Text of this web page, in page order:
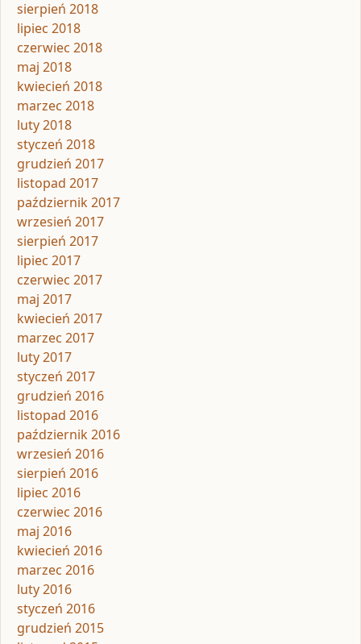
sierpień 2018
lipiec 2018
czerwiec 2018
maj 2018
kwiecień 2018
marzec 2018
luty 2018
styczeń 2018
grudzień 2017
listopad 2017
październik 2017
wrzesień 2017
sierpień 2017
lipiec 2017
czerwiec 2017
maj 2017
kwiecień 2017
marzec 2017
luty 2017
styczeń 2017
grudzień 2016
listopad 2016
październik 2016
wrzesień 2016
sierpień 2016
lipiec 2016
czerwiec 2016
maj 2016
kwiecień 2016
marzec 2016
luty 2016
styczeń 2016
grudzień 2015